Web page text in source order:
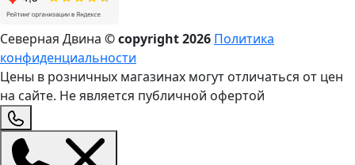
Северная Двина © copyright2026 Политика
конфиденциальности
Цены в розничных магазинах могут отличаться от цен
на сайте. Не является публичной офертой